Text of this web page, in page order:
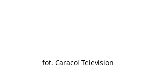
fot. Caracol Television